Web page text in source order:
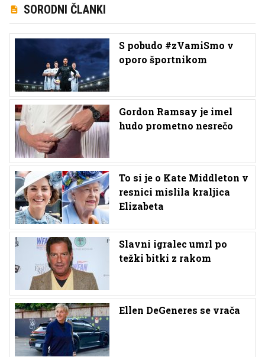
SORODNI ČLANKI
S pobudo #zVamiSmo v
oporo športnikom
Gordon Ramsay je imel
hudo prometno nesrečo
To si je o Kate Middleton v
resnici mislila kraljica
Elizabeta
Slavni igralec umrl po
težki bitki z rakom
Ellen DeGeneres se vrača